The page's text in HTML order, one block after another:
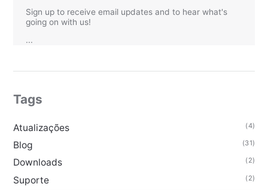
Sign up to receive email updates and to hear what's
going on with us!
...
Tags
Atualizações (4)
Blog (31)
Downloads (2)
Suporte (2)